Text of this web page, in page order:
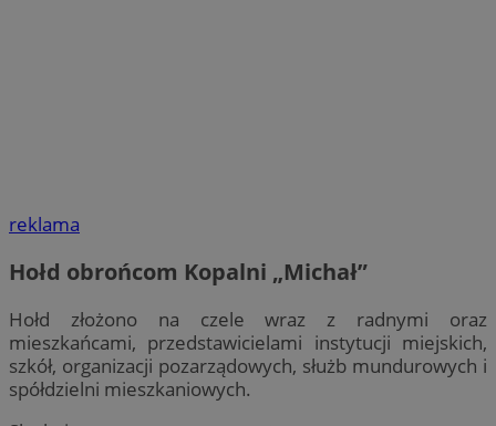
reklama
Hołd obrońcom Kopalni „Michał”
Hołd złożono na czele wraz z radnymi oraz
mieszkańcami, przedstawicielami instytucji miejskich,
szkół, organizacji pozarządowych, służb mundurowych i
spółdzielni mieszkaniowych.